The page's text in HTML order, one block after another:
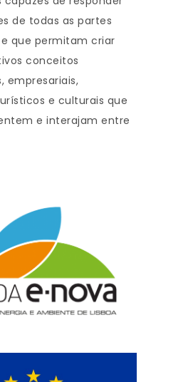
de todas as partes
que permitam criar
conceitos
empresariais,
e culturais que
e interajam entre